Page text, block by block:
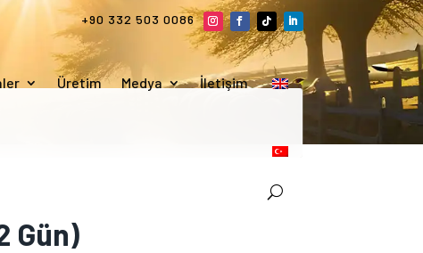
+90 332 503 0086
Üretim Medya İletişim
Gün)